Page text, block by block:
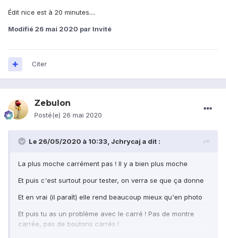
Édit nice est à 20 minutes....
Modifié 26 mai 2020 par Invité
Citer
Zebulon
Posté(e) 26 mai 2020
Le 26/05/2020 à 10:33, Jchrycaj a dit :
La plus moche carrément pas ! Il y a bien plus moche
Et puis c'est surtout pour tester, on verra se que ça donne
Et en vrai (il paraît) elle rend beaucoup mieux qu'en photo
Et puis tu as un problème avec le carré ! Pas de montre
carrée, pas de boutons carrés !